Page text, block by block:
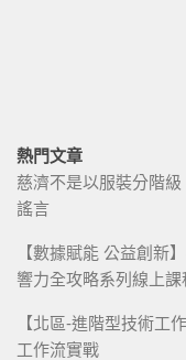
熱門文章
慈濟不是以服裝分階
謠言
【數據賦能 公益創新
響力全攻略系列線上課
【北區-進階型技術工
工作流實戰